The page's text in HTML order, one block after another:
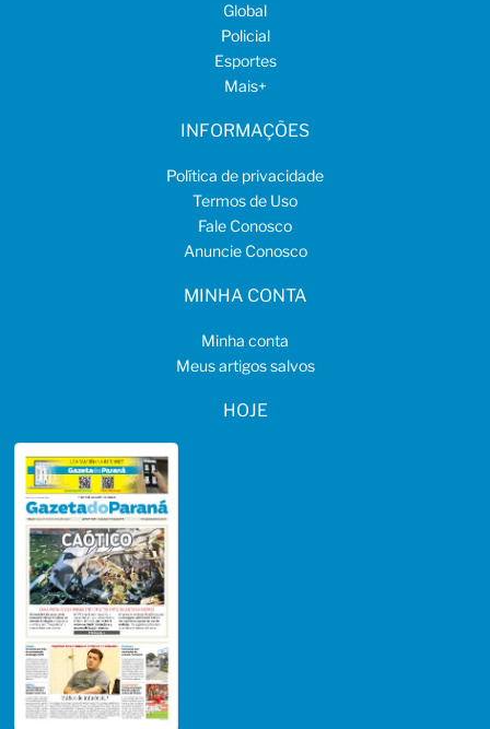
Global
Policial
Esportes
Mais+
INFORMAÇÕES
Política de privacidade
Termos de Uso
Fale Conosco
Anuncie Conosco
MINHA CONTA
Minha conta
Meus artigos salvos
HOJE